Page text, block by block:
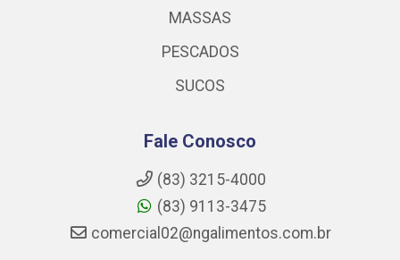
MASSAS
PESCADOS
SUCOS
Fale Conosco
(83) 3215-4000
(83) 9113-3475
comercial02@ngalimentos.com.br